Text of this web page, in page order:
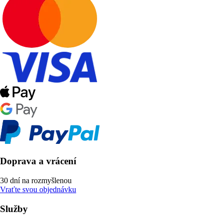
Doprava a vrácení
30 dní na rozmyšlenou
Vraťte svou objednávku
Služby